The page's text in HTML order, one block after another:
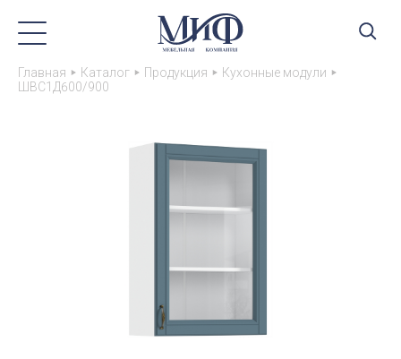
Главная Каталог Продукция
Кухонные модули
ШВС1Д600/900